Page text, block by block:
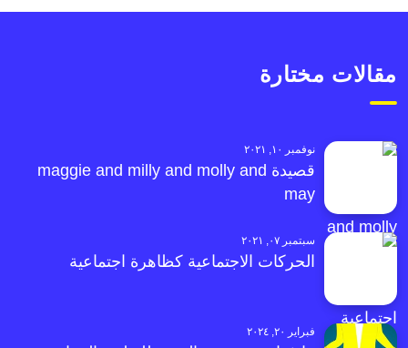
مقالات مختارة
نوفمبر ١٠, ٢٠٢١
قصيدة maggie and milly and molly and
may
سبتمبر ٠٧, ٢٠٢١
الحركات الاجتماعية كظاهرة اجتماعية
فبراير ٢٠, ٢٠٢٤